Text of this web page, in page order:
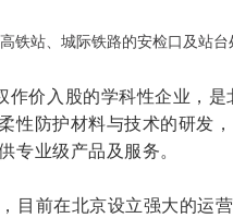
铁站、城际铁路的安检口及站台
作价入股的学科性企业，
性防护材料与技术的研发
专业级产品及服务。
目前在北京设立强大的运